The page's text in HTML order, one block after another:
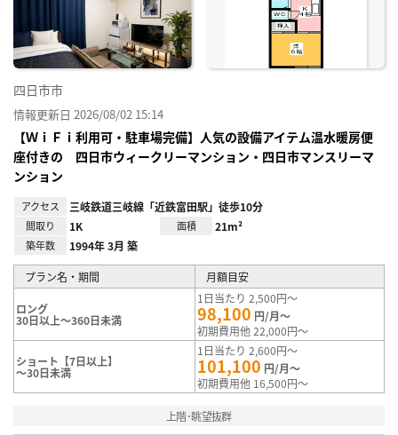
四日市市
情報更新日 2026/08/02 15:14
【ＷｉＦｉ利用可・駐車場完備】人気の設備アイテム温水暖房便
座付きの 四日市ウィークリーマンション・四日市マンスリーマ
ンション
アクセス 三岐鉄道三岐線「近鉄富田駅」徒歩10分
間取り 1K 面積 21m²
築年数 1994年 3月 築
プラン名・期間 月額目安
ロング
30日以上～360日未満
1日当たり 2,500円～
98,100 円/月～
初期費用他 22,000円～
ショート【7日以上】
～30日未満
1日当たり 2,600円～
101,100 円/月～
初期費用他 16,500円～
上階･眺望抜群